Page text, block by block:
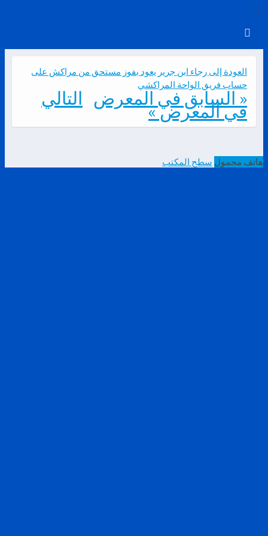
العودة إلى رجاء ابن جرير يعود بفوز مستحق من مراكش على
حساب فريق الواحة المراكشي
« السابق في المعرض التالي
في المعرض »
هاتف محمول سطح المكتب